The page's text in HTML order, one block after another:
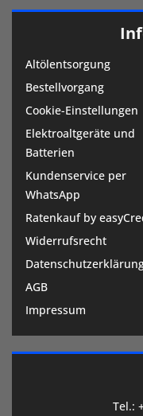
Altölentsorgung
Bestellvorgang
Cookie-Einstellungen
Elektroaltgeräte und
Batterien
Kundenservice per
WhatsApp
Ratenkauf by
Widerrufsrecht
AGB
Impressum
Tel.: